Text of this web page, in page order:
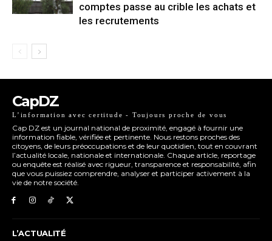
comptes passe au crible les achats et
les recrutements
CapDZ
L’information avec certitude - Toujours proche de vous
Cap DZ est un journal national de proximité, engagé à fournir une
information fiable, vérifiée et pertinente. Nous restons proches des
citoyens, de leurs préoccupations et de leur quotidien, tout en couvrant
l’actualité locale, nationale et internationale. Chaque article, reportage
ou enquête est réalisé avec rigueur, transparence et responsabilité, afin
que vous puissiez comprendre, analyser et participer activement à la
vie de notre société.
L’ACTUALITÉ